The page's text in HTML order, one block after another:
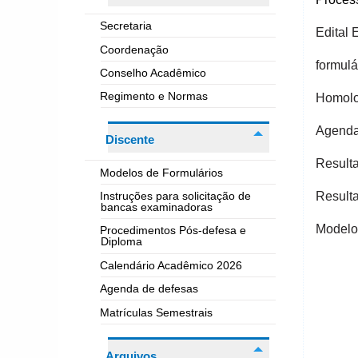
Secretaria
Coordenação
Conselho Acadêmico
Regimento e Normas
Discente
Modelos de Formulários
Instruções para solicitação de
bancas examinadoras
Procedimentos Pós-defesa e
Diploma
Calendário Acadêmico 2026
Agenda de defesas
Matrículas Semestrais
Edital